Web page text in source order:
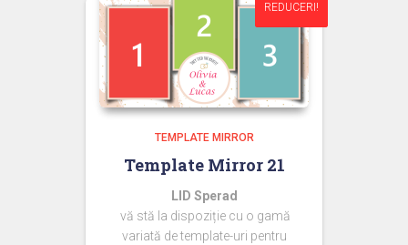
REDUCERI!
REDUCERI!
TEMPLATE MIRROR
Template Mirror 21
LID Sperad
vă stă la dispoziție cu o gamă
variată de template-uri pentru